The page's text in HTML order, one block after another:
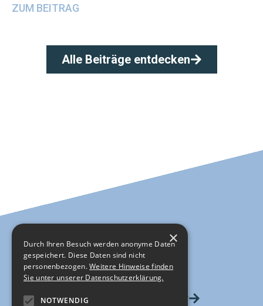
ZUM BEITRAG
Alle Beiträge entdecken
HIER GEHTS ZUM SHOP
×
Durch Ihren Besuch werden anonyme Daten
gespeichert. Diese Daten sind nicht
personenbezogen.Weitere Hinweise finden
Sie unter unserer Datenschutzerklärung.
NOTWENDIG